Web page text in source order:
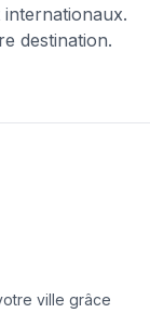
destination.
ville grâce